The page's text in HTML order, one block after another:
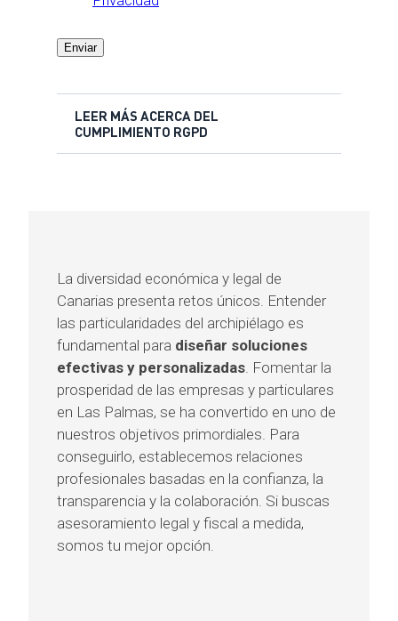
Enviar
LEER MÁS ACERCA DEL
CUMPLIMIENTO RGPD
La diversidad económica y legal de
Canarias presenta retos únicos. Entender
las particularidades del archipiélago es
fundamental para diseñar soluciones
efectivas y personalizadas. Fomentar la
prosperidad de las empresas y particulares
en Las Palmas, se ha convertido en uno de
nuestros objetivos primordiales. Para
conseguirlo, establecemos relaciones
profesionales basadas en la confianza, la
transparencia y la colaboración. Si buscas
asesoramiento legal y fiscal a medida,
somos tu mejor opción.